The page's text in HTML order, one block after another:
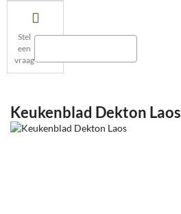
Stel
een
vraag
Keukenblad Dekton Laos